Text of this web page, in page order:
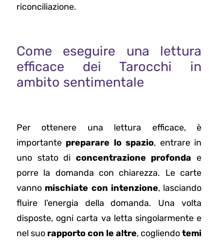
riconciliazione.
Come eseguire una lettura
efficace dei Tarocchi in
ambito sentimentale
Per ottenere una lettura efficace, è
importante preparare lo spazio, entrare in
uno stato di concentrazione profonda e
porre la domanda con chiarezza. Le carte
vanno mischiate con intenzione, lasciando
fluire l’energia della domanda. Una volta
disposte, ogni carta va letta singolarmente e
nel suo rapporto con le altre, cogliendotemi